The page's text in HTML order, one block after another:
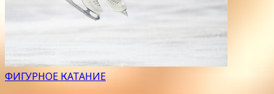
ФИГУРНОЕ КАТАНИЕ